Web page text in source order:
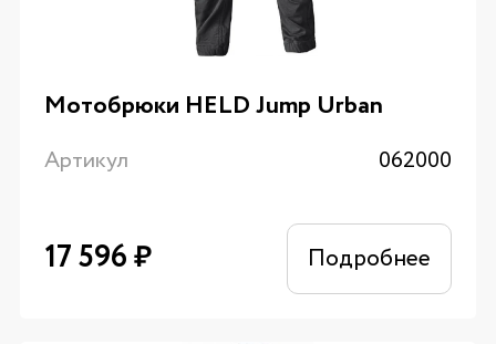
Мотобрюки HELD Jump Urban
Артикул 062000
17 596₽ Подробнее